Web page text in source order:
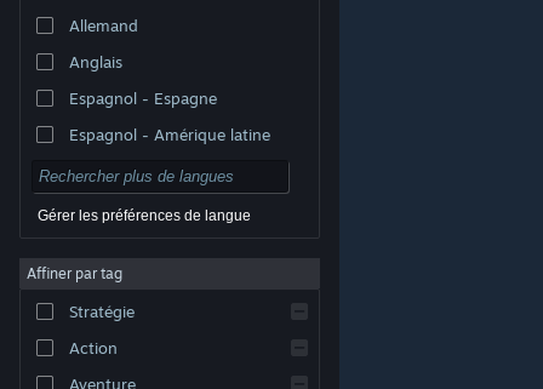
© Valve Corporation. Tous droits réservés. Toutes les
titulaires aux États-Unis et dans d'autres pays.
Accessibilité
Remboursements
Allemand
Anglais
Espagnol - Espagne
Espagnol - Amérique latine
Gérer les préférences de langue
Affiner par tag
Stratégie
Action
Aventure